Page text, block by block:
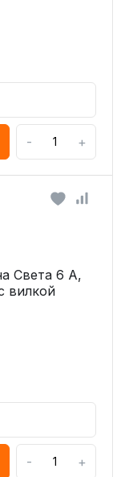
- +
Света 6 А,
вилкой
- +